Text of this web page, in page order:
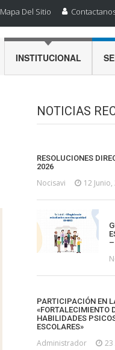
Mapa Del Sitio
INSTITUCIONAL
NOTICIAS
RESOLUCIONES
2026
Nocisavi 12
–
PARTICIPACIÓN EN
«FORTALECIMIENTO
HABILIDADES
ESCOLARES»
Administrador 23